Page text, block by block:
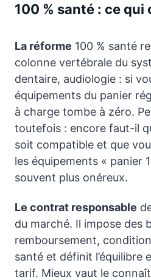
100 % santé : ce qui
La réforme 100 % santé
colonne vertébrale du
dentaire, audiologie : si
équipements du panier
à charge tombe à zéro.
toutefois : encore faut-il
soit compatible et que
les équipements « panier
souvent plus onéreux.
Le contrat responsable
du marché. Il impose des
remboursement,
santé et définit l’équilibre
tarif. Mieux vaut le